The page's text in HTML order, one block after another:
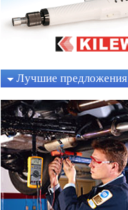
Лучшие предложения